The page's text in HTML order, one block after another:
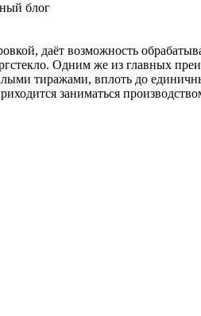
блог
даёт возможность
Одним же из главных
тиражами, вплоть до
заниматься